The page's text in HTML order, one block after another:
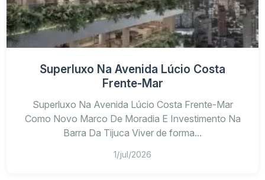
Superluxo Na Avenida Lúcio Costa
Frente-Mar
Superluxo Na Avenida Lúcio Costa Frente-Mar
Como Novo Marco De Moradia E Investimento Na
Barra Da Tijuca Viver de forma...
1/jul/2026